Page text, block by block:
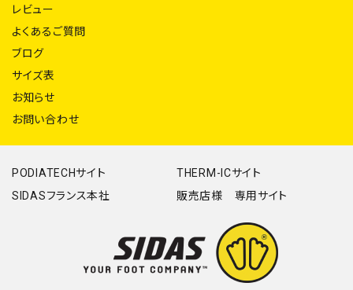
レビュー
よくあるご質問
ブログ
サイズ表
お知らせ
お問い合わせ
PODIATECHサイト
THERM-ICサイト
SIDASフランス本社
販売店様 専用サイト